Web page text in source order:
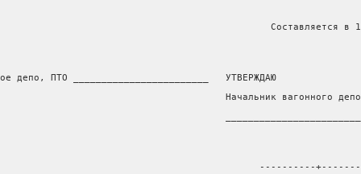
Составляется в 1
депо, ПТО ________________________   УТВЕРЖДАЮ
Начальник вагонного
----------